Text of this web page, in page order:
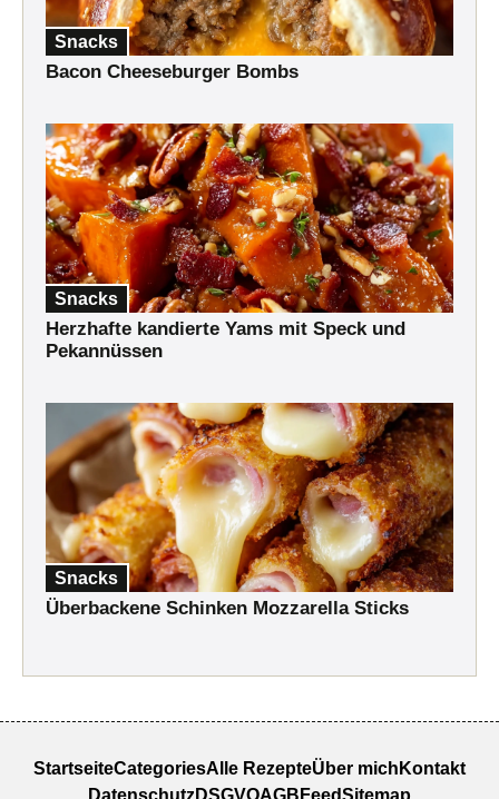
Snacks
Bacon Cheeseburger Bombs
Snacks
Herzhafte kandierte Yams mit Speck und
Pekannüssen
Snacks
Überbackene Schinken Mozzarella Sticks
StartseiteCategoriesAlle RezepteÜber mich Kontakt
Datenschutz DSGVOAGB FeedSitemap